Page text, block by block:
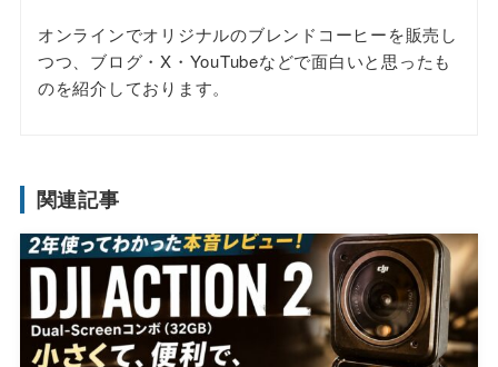
オンラインでオリジナルのブレンドコーヒーを販売し
つつ、ブログ・X・YouTubeなどで面白いと思ったも
のを紹介しております。
関連記事